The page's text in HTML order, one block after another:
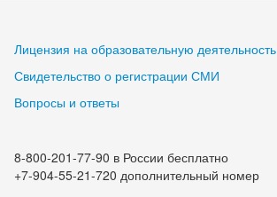
Лицензия на образовательную деятельность
Свидетельство о регистрации СМИ
Вопросы и ответы
8-800-201-77-90 в России бесплатно
+7-904-55-21-720 дополнительный номер